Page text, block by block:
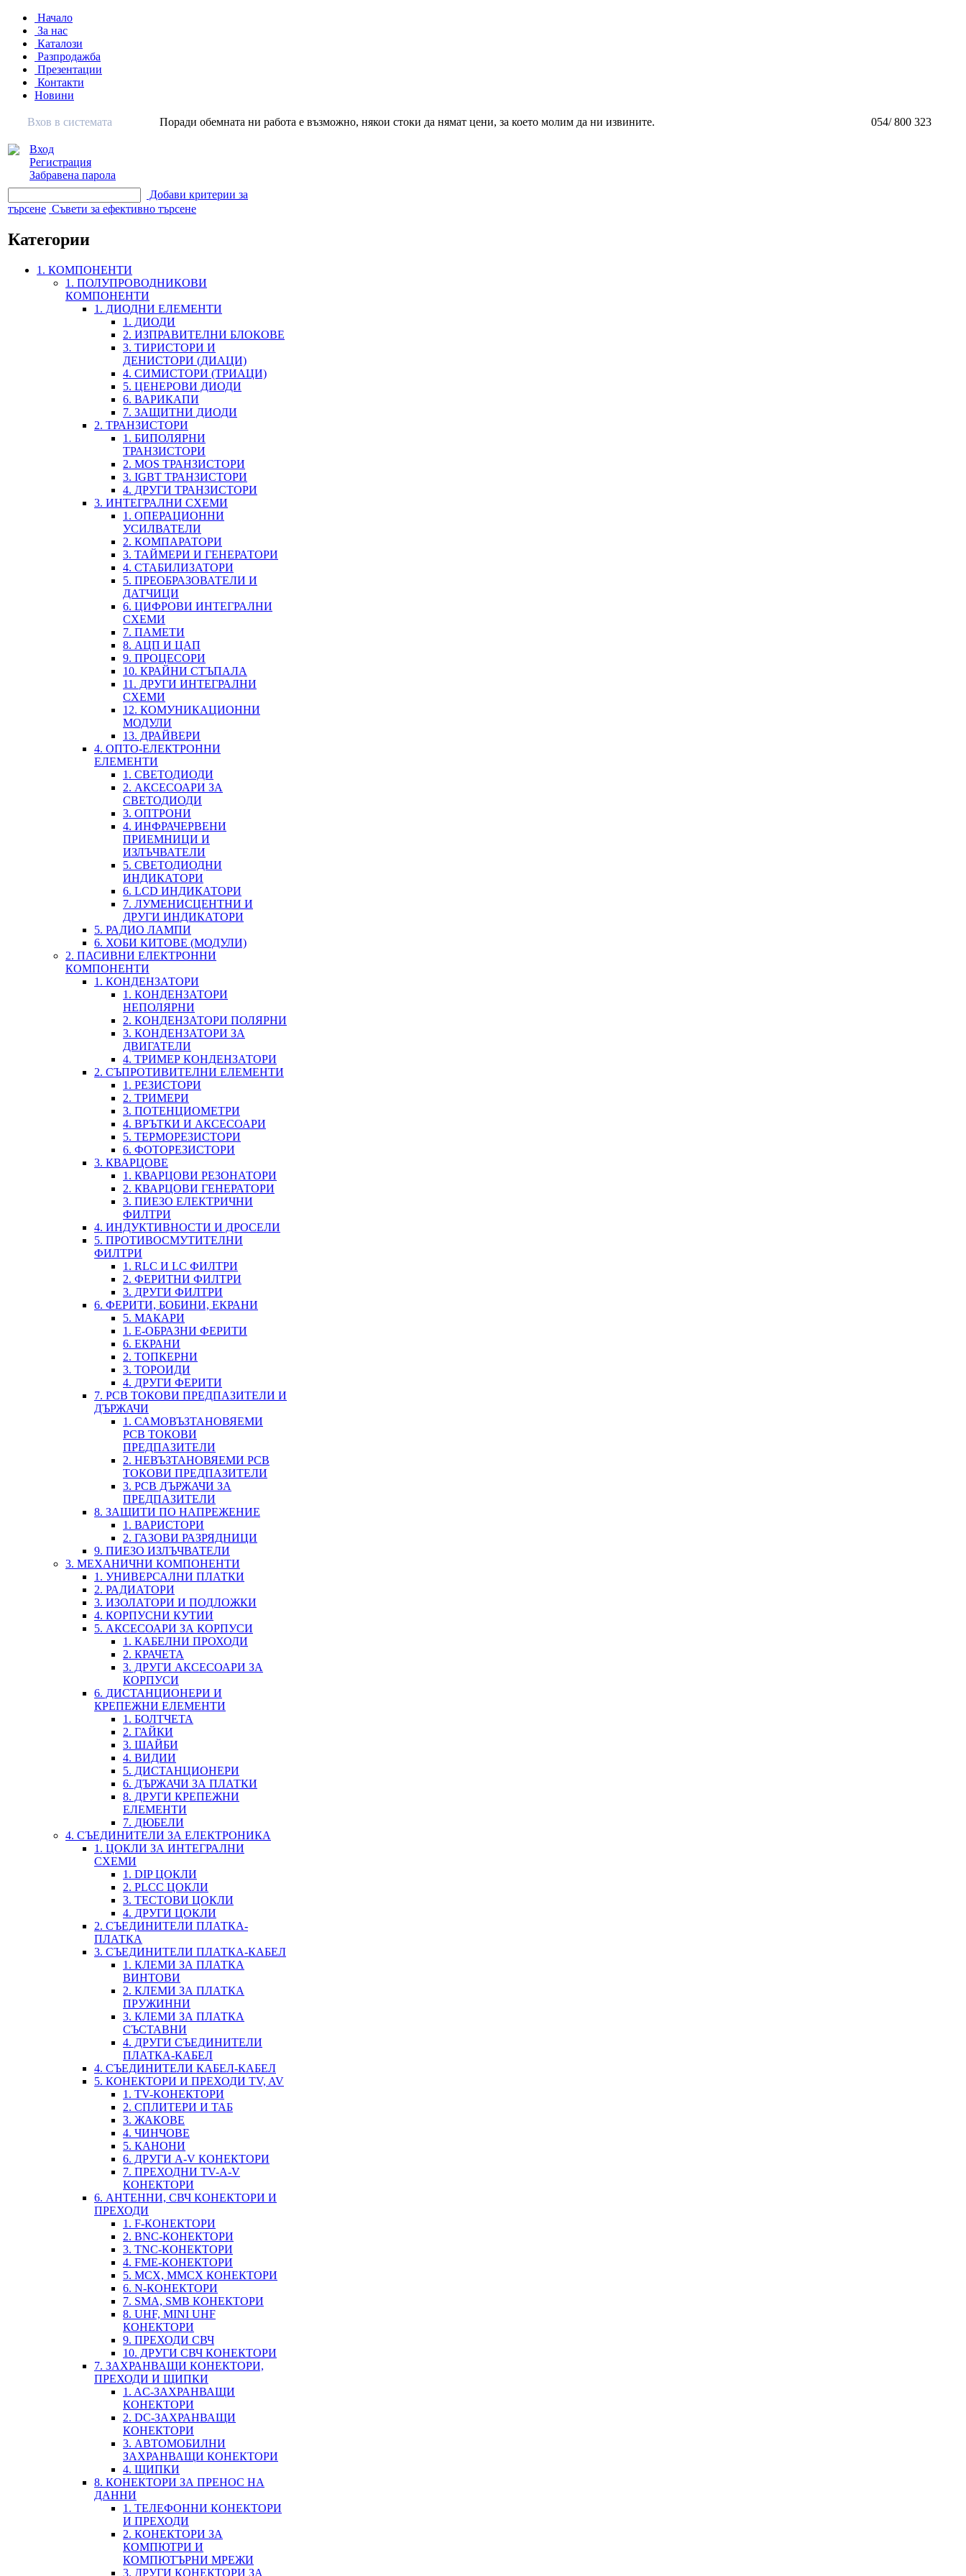
Начало
За нас
Каталози
Разпродажба
Презентации
Контакти
Новини
Вхов в системата
Вход
Регистрация
Забравена парола
Поради обемната ни работа е възможно, някои стоки да нямат цени, за което молим да ни извините. 054/ 800 323
Добави критерии за
търсене Съвети за ефективно търсене
Категории
1. КОМПОНЕНТИ
1. ПОЛУПРОВОДНИКОВИ
КОМПОНЕНТИ
1. ДИОДНИ ЕЛЕМЕНТИ
1. ДИОДИ
2. ИЗПРАВИТЕЛНИ БЛОКОВЕ
3. ТИРИСТОРИ И
ДЕНИСТОРИ (ДИАЦИ)
4. СИМИСТОРИ (ТРИАЦИ)
5. ЦЕНЕРОВИ ДИОДИ
6. ВАРИКАПИ
7. ЗАЩИТНИ ДИОДИ
2. ТРАНЗИСТОРИ
1. БИПОЛЯРНИ
ТРАНЗИСТОРИ
2. MOS ТРАНЗИСТОРИ
3. IGBT ТРАНЗИСТОРИ
4. ДРУГИ ТРАНЗИСТОРИ
3. ИНТЕГРАЛНИ СХЕМИ
1. ОПЕРАЦИОННИ
УСИЛВАТЕЛИ
2. КОМПАРАТОРИ
3. ТАЙМЕРИ И ГЕНЕРАТОРИ
4. СТАБИЛИЗАТОРИ
5. ПРЕОБРАЗОВАТЕЛИ И
ДАТЧИЦИ
6. ЦИФРОВИ ИНТЕГРАЛНИ
СХЕМИ
7. ПАМЕТИ
8. АЦП И ЦАП
9. ПРОЦЕСОРИ
10. КРАЙНИ СТЪПАЛА
11. ДРУГИ ИНТЕГРАЛНИ
СХЕМИ
12. КОМУНИКАЦИОННИ
МОДУЛИ
13. ДРАЙВЕРИ
4. ОПТО-ЕЛЕКТРОННИ
ЕЛЕМЕНТИ
1. СВЕТОДИОДИ
2. АКСЕСОАРИ ЗА
СВЕТОДИОДИ
3. ОПТРОНИ
4. ИНФРАЧЕРВЕНИ
ПРИЕМНИЦИ И
ИЗЛЪЧВАТЕЛИ
5. СВЕТОДИОДНИ
ИНДИКАТОРИ
6. LCD ИНДИКАТОРИ
7. ЛУМЕНИСЦЕНТНИ И
ДРУГИ ИНДИКАТОРИ
5. РАДИО ЛАМПИ
6. ХОБИ КИТОВЕ (МОДУЛИ)
2. ПАСИВНИ ЕЛЕКТРОННИ
КОМПОНЕНТИ
1. КОНДЕНЗАТОРИ
1. КОНДЕНЗАТОРИ
НЕПОЛЯРНИ
2. КОНДЕНЗАТОРИ ПОЛЯРНИ
3. КОНДЕНЗАТОРИ ЗА
ДВИГАТЕЛИ
4. ТРИМЕР КОНДЕНЗАТОРИ
2. СЪПРОТИВИТЕЛНИ ЕЛЕМЕНТИ
1. РЕЗИСТОРИ
2. ТРИМЕРИ
3. ПОТЕНЦИОМЕТРИ
4. ВРЪТКИ И АКСЕСОАРИ
5. ТЕРМОРЕЗИСТОРИ
6. ФОТОРЕЗИСТОРИ
3. КВАРЦОВЕ
1. КВАРЦОВИ РЕЗОНАТОРИ
2. КВАРЦОВИ ГЕНЕРАТОРИ
3. ПИЕЗО ЕЛЕКТРИЧНИ
ФИЛТРИ
4. ИНДУКТИВНОСТИ И ДРОСЕЛИ
5. ПРОТИВОСМУТИТЕЛНИ
ФИЛТРИ
1. RLC И LC ФИЛТРИ
2. ФЕРИТНИ ФИЛТРИ
3. ДРУГИ ФИЛТРИ
6. ФЕРИТИ, БОБИНИ, ЕКРАНИ
5. МАКАРИ
1. Е-ОБРАЗНИ ФЕРИТИ
6. ЕКРАНИ
2. ТОПКЕРНИ
3. ТОРОИДИ
4. ДРУГИ ФЕРИТИ
7. PCB ТОКОВИ ПРЕДПАЗИТЕЛИ И
ДЪРЖАЧИ
1. САМОВЪЗТАНОВЯЕМИ
PCB ТОКОВИ
ПРЕДПАЗИТЕЛИ
2. НЕВЪЗТАНОВЯЕМИ PCB
ТОКОВИ ПРЕДПАЗИТЕЛИ
3. PCB ДЪРЖАЧИ ЗА
ПРЕДПАЗИТЕЛИ
8. ЗАЩИТИ ПО НАПРЕЖЕНИЕ
1. ВАРИСТОРИ
2. ГАЗОВИ РАЗРЯДНИЦИ
9. ПИЕЗО ИЗЛЪЧВАТЕЛИ
3. МЕХАНИЧНИ КОМПОНЕНТИ
1. УНИВЕРСАЛНИ ПЛАТКИ
2. РАДИАТОРИ
3. ИЗОЛАТОРИ И ПОДЛОЖКИ
4. КОРПУСНИ КУТИИ
5. АКСЕСОАРИ ЗА КОРПУСИ
1. КАБЕЛНИ ПРОХОДИ
2. КРАЧЕТА
3. ДРУГИ АКСЕСОАРИ ЗА
КОРПУСИ
6. ДИСТАНЦИОНЕРИ И
КРЕПЕЖНИ ЕЛЕМЕНТИ
1. БОЛТЧЕТА
2. ГАЙКИ
3. ШАЙБИ
4. ВИДИИ
5. ДИСТАНЦИОНЕРИ
6. ДЪРЖАЧИ ЗА ПЛАТКИ
8. ДРУГИ КРЕПЕЖНИ
ЕЛЕМЕНТИ
7. ДЮБЕЛИ
4. СЪЕДИНИТЕЛИ ЗА ЕЛЕКТРОНИКА
1. ЦОКЛИ ЗА ИНТЕГРАЛНИ
СХЕМИ
1. DIP ЦОКЛИ
2. PLCC ЦОКЛИ
3. ТЕСТОВИ ЦОКЛИ
4. ДРУГИ ЦОКЛИ
2. СЪЕДИНИТЕЛИ ПЛАТКА-
ПЛАТКА
3. СЪЕДИНИТЕЛИ ПЛАТКА-КАБЕЛ
1. КЛЕМИ ЗА ПЛАТКА
ВИНТОВИ
2. КЛЕМИ ЗА ПЛАТКА
ПРУЖИННИ
3. КЛЕМИ ЗА ПЛАТКА
СЪСТАВНИ
4. ДРУГИ СЪЕДИНИТЕЛИ
ПЛАТКА-КАБЕЛ
4. СЪЕДИНИТЕЛИ КАБЕЛ-КАБЕЛ
5. КОНЕКТОРИ И ПРЕХОДИ TV, AV
1. TV-КОНЕКТОРИ
2. СПЛИТЕРИ И ТАБ
3. ЖАКОВЕ
4. ЧИНЧОВЕ
5. КАНОНИ
6. ДРУГИ A-V КОНЕКТОРИ
7. ПРЕХОДНИ TV-A-V
КОНЕКТОРИ
6. АНТЕННИ, СВЧ КОНЕКТОРИ И
ПРЕХОДИ
1. F-КОНЕКТОРИ
2. BNC-КОНЕКТОРИ
3. TNC-КОНЕКТОРИ
4. FME-КОНЕКТОРИ
5. MCX, MMCX КОНЕКТОРИ
6. N-КОНЕКТОРИ
7. SMA, SMB КОНЕКТОРИ
8. UHF, MINI UHF
КОНЕКТОРИ
9. ПРЕХОДИ СВЧ
10. ДРУГИ СВЧ КОНЕКТОРИ
7. ЗАХРАНВАЩИ КОНЕКТОРИ,
ПРЕХОДИ И ЩИПКИ
1. AC-ЗАХРАНВАЩИ
КОНЕКТОРИ
2. DC-ЗАХРАНВАЩИ
КОНЕКТОРИ
3. АВТОМОБИЛНИ
ЗАХРАНВАЩИ КОНЕКТОРИ
4. ЩИПКИ
8. КОНЕКТОРИ ЗА ПРЕНОС НА
ДАННИ
1. ТЕЛЕФОННИ КОНЕКТОРИ
И ПРЕХОДИ
2. КОНЕКТОРИ ЗА
КОМПЮТРИ И
КОМПЮТЪРНИ МРЕЖИ
3. ДРУГИ КОНЕКТОРИ ЗА